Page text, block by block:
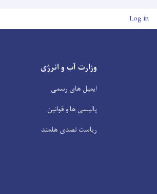
User account menu
Log in
وزارت آب و انرژی
ایمیل های رسمی
پالیسی ها و قوانین
ریاست تصدی هلمند